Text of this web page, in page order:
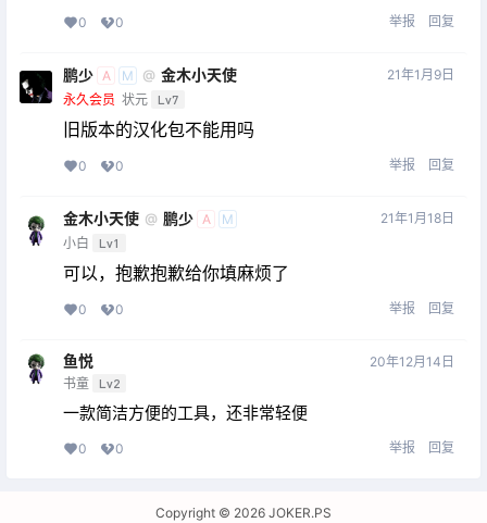
0 0 举报 回复
鹏少 A M @ 金木小天使
永久会员 状元 Lv7
21年1月9日
旧版本的汉化包不能用吗
0 0 举报 回复
金木小天使 @ 鹏少 A
M
小白
Lv1
21年1月18日
可以，抱歉抱歉给你填麻烦了
0 0 举报 回复
鱼悦
书童 Lv2
20年12月14日
一款简洁方便的工具，还非常轻便
0 0 举报 回复
Copyright © 2026 JOKER.PS